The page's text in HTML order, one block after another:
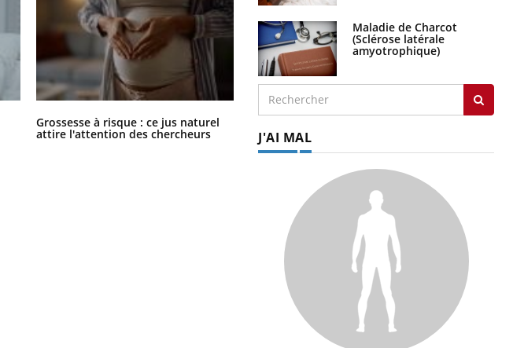
Grossesse à risque : ce jus naturel
attire l'attention des chercheurs
Comment oublier les écrans en
vacances ?
Maladie de Charcot
(Sclérose latérale
amyotrophique)
J'AI MAL